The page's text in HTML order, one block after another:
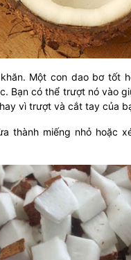
Một con dao bơ tốt
Bạn có thể trượt nó vào
vì trượt và cắt tay của
thành miếng nhỏ hoặc